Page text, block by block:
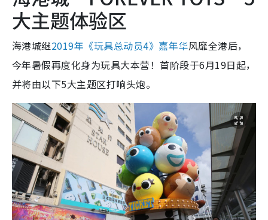
大主题体验区
海港城继2019年《玩具总动员4》嘉年华风靡全港后，
今年暑假再度化身为玩具大本营！首阶段于6月19日起，
并将由以下5大主题区打响头炮。